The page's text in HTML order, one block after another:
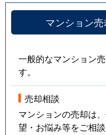
マンション
一般的なマンション
す。
売却相談
マンションの売却は
望・お悩み等をご相談